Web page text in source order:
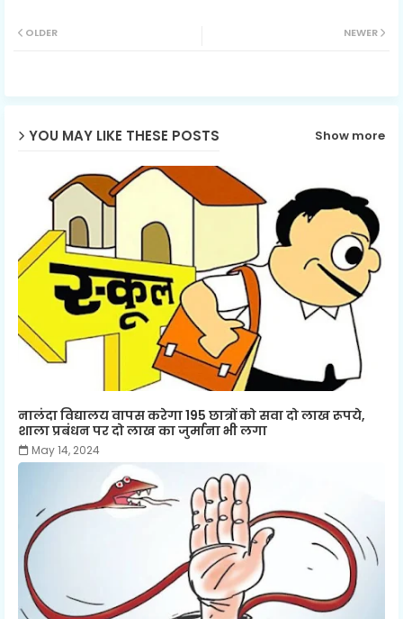
NEWER
OLDER
YOU MAY LIKE THESE POSTS Show more
नालंदा विद्यालय वापस करेगा 195 छात्रों को सवा दो लाख रूपये,
शाला प्रबंधन पर दो लाख का जुर्माना भी लगा
May 14, 2024